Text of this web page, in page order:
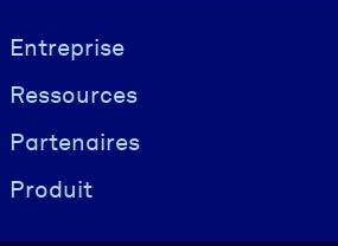
Visually hidden Text
Entreprise
Ressources
Partenaires
Produit